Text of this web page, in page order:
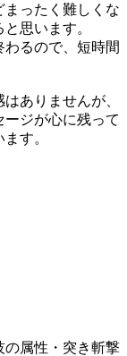
まったく難しくな
思います。
るので、短時間
ありませんが、
ジが心に残って
す。
の属性・突き斬撃